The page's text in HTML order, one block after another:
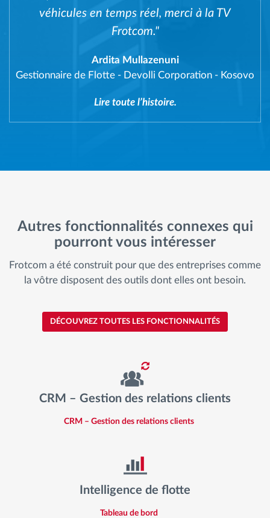
véhicules en temps réel, merci à la TV
Frotcom."
Ardita Mullazenuni
Gestionnaire de Flotte - Devolli Corporation - Kosovo
Lire toute l’histoire.
Autres fonctionnalités connexes qui
pourront vous intéresser
Frotcom a été construit pour que des entreprises comme
la vôtre disposent des outils dont elles ont besoin.
DÉCOUVREZ TOUTES LES FONCTIONNALITÉS
CRM – Gestion des relations clients
CRM – Gestion des relations clients
Intelligence de flotte
Tableau de bord